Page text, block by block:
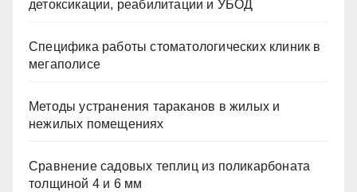
детоксикации, реабилитации и УБОД
Специфика работы стоматологических клиник в
мегаполисе
Методы устранения тараканов в жилых и
нежилых помещениях
Сравнение садовых теплиц из поликарбоната
толщиной 4 и 6 мм